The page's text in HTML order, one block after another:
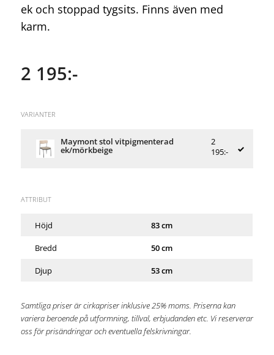
ek och stoppad tygsits. Finns även med
karm.
2 195:-
VARIANTER
Maymont stol vitpigmenterad
ek/mörkbeige
2
195:-
ATTRIBUT
Höjd 83 cm
Bredd 50 cm
Djup 53 cm
Samtliga priser är cirkapriser inklusive 25% moms. Priserna kan
variera beroende på utformning, tillval, erbjudanden etc. Vi reserverar
oss för prisändringar och eventuella felskrivningar.